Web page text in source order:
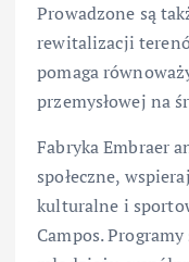
Prowadzone są
rewitalizacji
pomaga
przemysłowej na
Fabryka Embraer
społeczne,
kulturalne i
Campos.